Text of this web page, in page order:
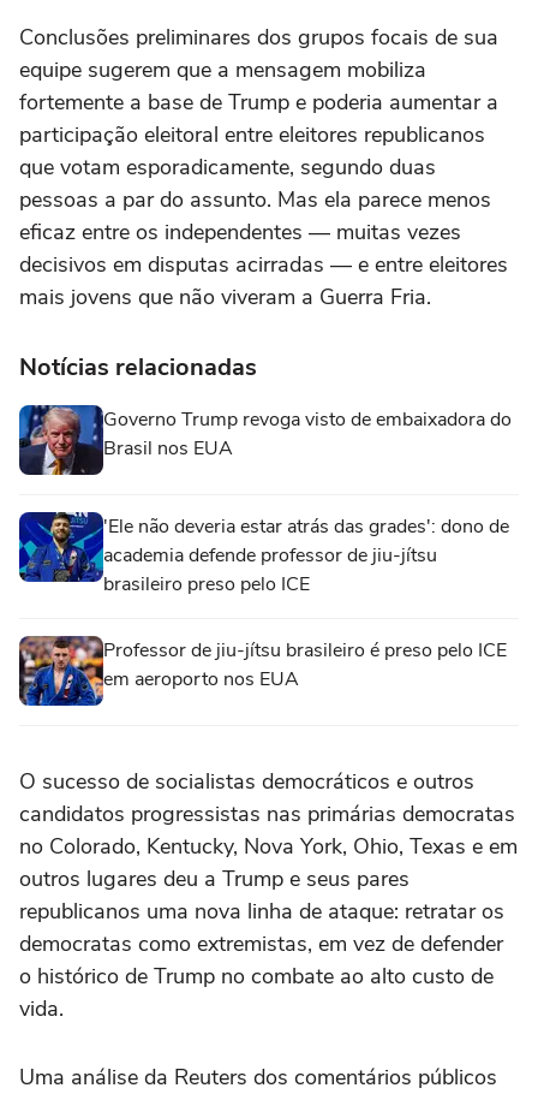
Conclusões preliminares dos grupos focais de sua
equipe sugerem que a mensagem mobiliza
fortemente a base de Trump e poderia aumentar a
participação eleitoral entre eleitores republicanos
que votam esporadicamente, segundo duas
pessoas a par do assunto. Mas ela parece menos
eficaz entre os independentes — ⁠muitas vezes
decisivos em disputas acirradas — e entre eleitores
mais jovens que não viveram a Guerra Fria.
Notícias relacionadas
Governo Trump revoga visto de embaixadora do
Brasil nos EUA
'Ele não deveria estar atrás das grades': dono de
academia defende professor de jiu-jítsu
brasileiro preso pelo ICE
Professor de jiu-jítsu brasileiro é preso pelo ICE
em aeroporto nos EUA
O sucesso de socialistas democráticos ‌e outros
candidatos progressistas nas primárias democratas
no Colorado, Kentucky, Nova York, Ohio, Texas e em
outros lugares deu a Trump e seus pares
republicanos uma nova linha de ataque: retratar os
democratas como extremistas, em vez de defender
‌o histórico de Trump no combate ao alto custo de
vida.
Uma análise ‌da Reuters dos comentários públicos